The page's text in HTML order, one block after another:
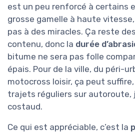
est un peu renforcé à certains
grosse gamelle à haute
pas à des miracles. Ça reste
contenu, donc la durée
bitume ne sera pas folle
épais. Pour de la ville, du péri-
motocross loisir, ça peut
trajets réguliers sur autoroute,
costaud.
Ce qui est appréciable, c’est la